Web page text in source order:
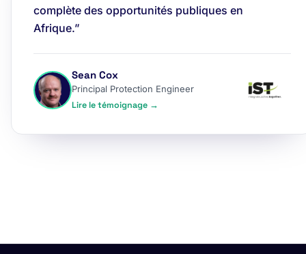
complète des opportunités publiques en
Afrique.”
Sean Cox
Principal Protection Engineer
Lire le témoignage →